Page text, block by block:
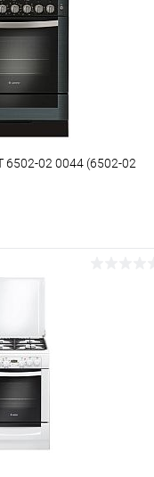
К сравнению
6502-02 0044 (6502-02